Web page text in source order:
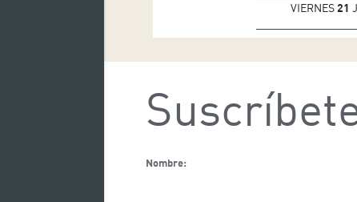
VIERNES21
Nombre: